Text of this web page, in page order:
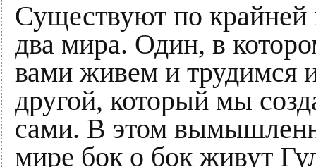
Существуют по крайней
два мира. Один, в
вами живем и трудимся
другой, который мы
сами. В этом
мире бок о бок живут